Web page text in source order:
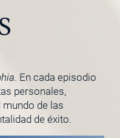
. En cada episodio
personales,
de las
de éxito.